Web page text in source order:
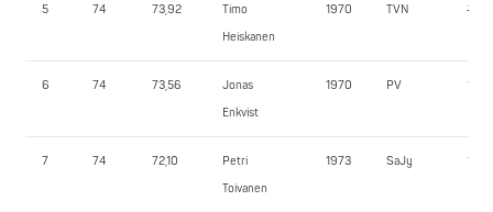
5 74 73,92
Timo
Heiskanen
1970 TVN
6 74 73,56
Jonas
Enkvist
1970 PV 172,5
7 74 72,10
Petri
Toivanen
1973 SaJy